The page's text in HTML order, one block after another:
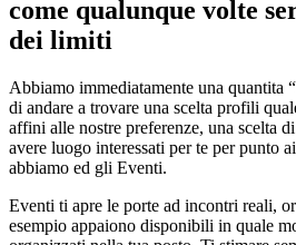
come qualunque volte
dei limiti
Abbiamo immediatamente una quantita
di andare a trovare una scelta profili
affini alle nostre preferenze, una scelta
avere luogo interessati per te per punto
abbiamo ed gli Eventi.
Eventi ti apre le porte ad incontri reali,
esempio appaiono disponibili in quale